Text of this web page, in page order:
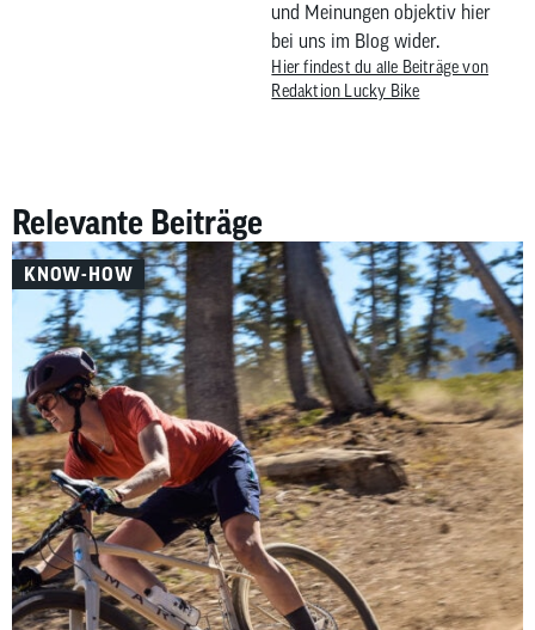
und Meinungen objektiv hier
bei uns im Blog wider.
Hier findest du alle Beiträge von
Redaktion Lucky Bike
Relevante Beiträge
KNOW-HOW